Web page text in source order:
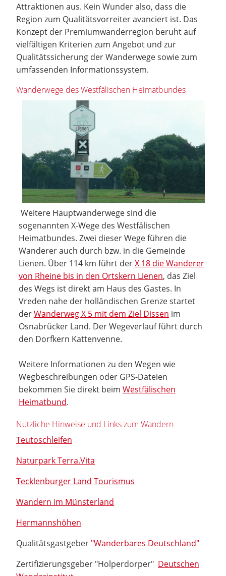
Attraktionen aus. Kein Wunder also, dass die
Region zum Qualitätsvorreiter avanciert ist. Das
Konzept der Premiumwanderregion beruht auf
vielfältigen Kriterien zum Angebot und zur
Qualitätssicherung der Wanderwege sowie zum
umfassenden Informationssystem.
Wanderwege des Westfälischen Heimatbundes
Weitere Hauptwanderwege sind die
sogenannten X-Wege des Westfälischen
Heimatbundes. Zwei dieser Wege führen die
Wanderer auch durch bzw. in die Gemeinde
Lienen. Über 114 km führt derX 18 die Wanderer
von Rheine bis in den Ortskern Lienen, das Ziel
des Wegs ist direkt am Haus des Gastes. In
Vreden nahe der holländischen Grenze startet
derWanderweg X 5 mit dem Ziel Dissen im
Osnabrücker Land. Der Wegeverlauf führt durch
den Dorfkern Kattenvenne.
Weitere Informationen zu den Wegen wie
Wegbeschreibungen oder GPS-Dateien
bekommen Sie direkt beim Westfälischen
Heimatbund.
Nützliche Hinweise und Links zum Wandern
Teutoschleifen
Naturpark Terra.Vita
Tecklenburger Land Tourismus
Wandern im Münsterland
Hermannshöhen
Qualitätsgastgeber "Wanderbares Deutschland"
Zertifizierungsgeber "Holperdorper" Deutschen